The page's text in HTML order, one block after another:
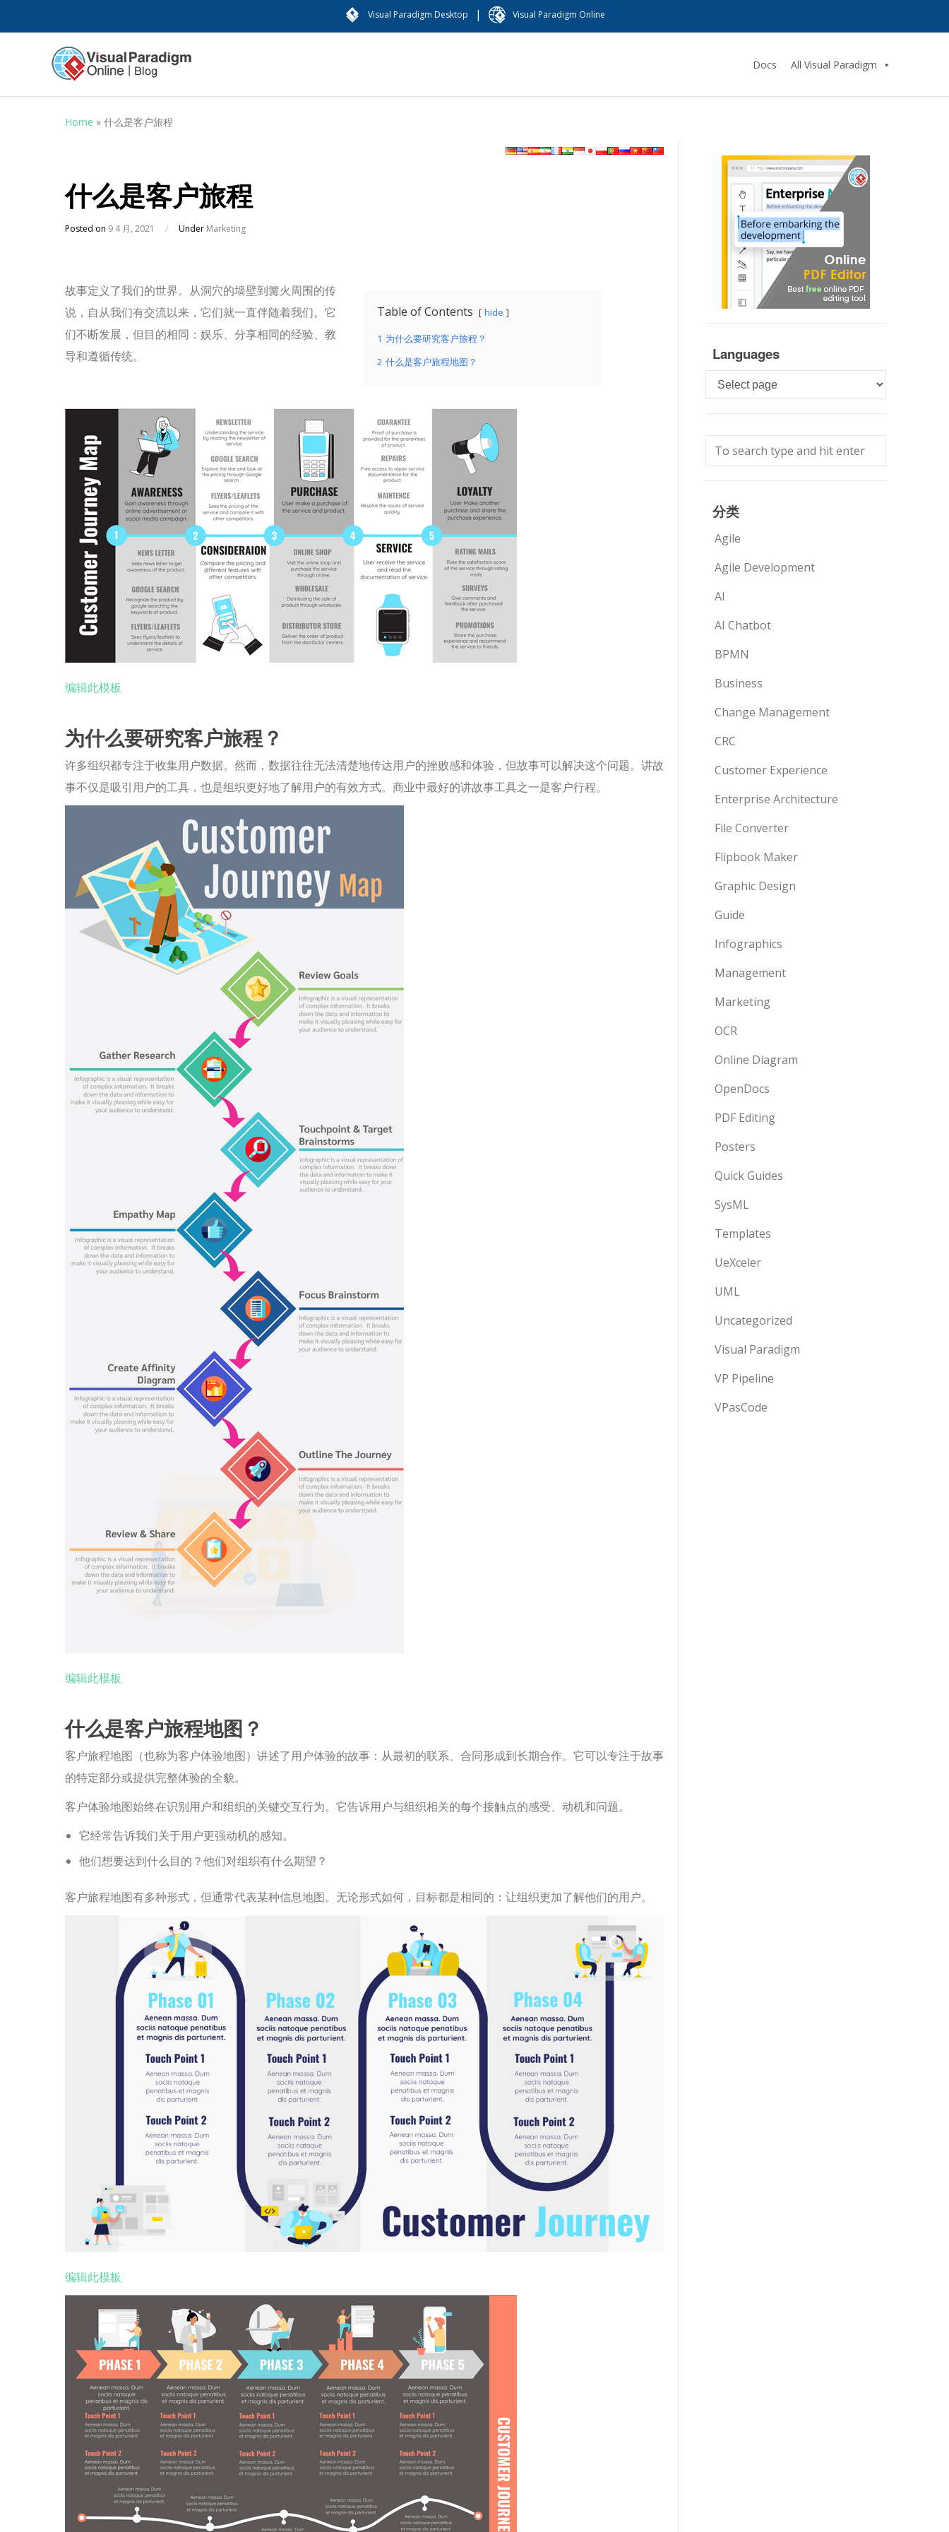
Visual Paradigm Desktop | Visual Paradigm Online
Docs All Visual Paradigm
Home » 什么是客户旅程
什么是客户旅程
Posted on 9 4 月, 2021 / Under Marketing
Table of Contents hide
1 为什么要研究客户旅程？
2 什么是客户旅程地图？
故事定义了我们的世界。从洞穴的墙壁到篝火周围的传
说，自从我们有交流以来，它们就一直伴随着我们。它
们不断发展，但目的相同：娱乐、分享相同的经验、教
导和遵循传统。
编辑此模板
为什么要研究客户旅程？
许多组织都专注于收集用户数据。然而，数据往往无法清楚地传达用户的挫败感和体验，但故事可以解决这个问题。讲故
事不仅是吸引用户的工具，也是组织更好地了解用户的有效方式。商业中最好的讲故事工具之一是客户行程。
编辑此模板
什么是客户旅程地图？
客户旅程地图（也称为客户体验地图）讲述了用户体验的故事：从最初的联系、合同形成到长期合作。它可以专注于故事
的特定部分或提供完整体验的全貌。
客户体验地图始终在识别用户和组织的关键交互行为。它告诉用户与组织相关的每个接触点的感受、动机和问题。
它经常告诉我们关于用户更强动机的感知。
他们想要达到什么目的？他们对组织有什么期望？
客户旅程地图有多种形式，但通常代表某种信息地图。无论形式如何，目标都是相同的：让组织更加了解他们的用户。
编辑此模板
Languages
Languages
分类
Agile
Agile Development
AI
AI Chatbot
BPMN
Business
Change Management
CRC
Customer Experience
Enterprise Architecture
File Converter
Flipbook Maker
Graphic Design
Guide
Infographics
Management
Marketing
OCR
Online Diagram
OpenDocs
PDF Editing
Posters
Quick Guides
SysML
Templates
UeXceler
UML
Uncategorized
Visual Paradigm
VP Pipeline
VPasCode